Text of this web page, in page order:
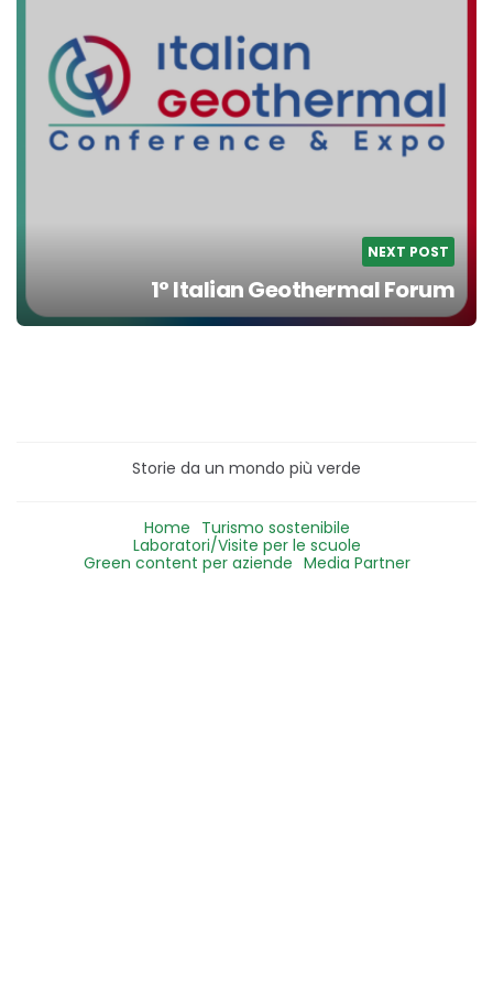
NEXT POST
1° Italian Geothermal Forum
Storie da un mondo più verde
Home Turismo sostenibile
Laboratori/Visite per le scuole
Green content per aziende Media Partner